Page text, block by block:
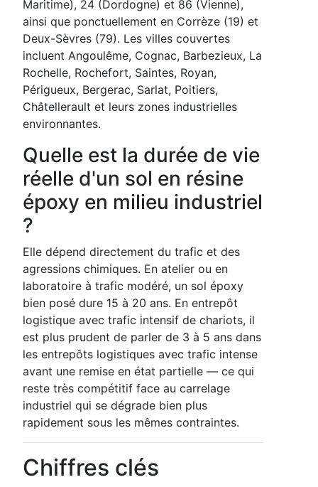
Maritime), 24 (Dordogne) et 86 (Vienne),
ainsi que ponctuellement en Corrèze (19) et
Deux-Sèvres (79). Les villes couvertes
incluent Angoulême, Cognac, Barbezieux, La
Rochelle, Rochefort, Saintes, Royan,
Périgueux, Bergerac, Sarlat, Poitiers,
Châtellerault et leurs zones industrielles
environnantes.
Quelle est la durée de vie
réelle d'un sol en résine
époxy en milieu industriel
?
Elle dépend directement du trafic et des
agressions chimiques. En atelier ou en
laboratoire à trafic modéré, un sol époxy
bien posé dure 15 à 20 ans. En entrepôt
logistique avec trafic intensif de chariots, il
est plus prudent de parler de 3 à 5 ans dans
les entrepôts logistiques avec trafic intense
avant une remise en état partielle — ce qui
reste très compétitif face au carrelage
industriel qui se dégrade bien plus
rapidement sous les mêmes contraintes.
Chiffres clés